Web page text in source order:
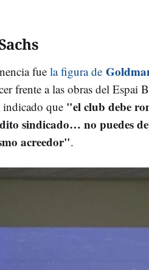
fue la figura de
frente a las obras del Espai
indicado que "el club debe
sindicado… no puedes
acreedor".